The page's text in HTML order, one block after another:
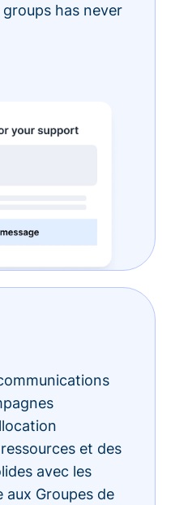
has never
et des
avec les
aux Groupes de